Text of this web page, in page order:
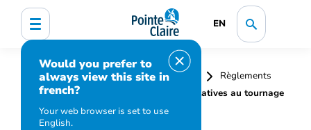
EN
Would you prefer to
always view this site in
french?
Your web browser is set to use
English.
Accueil Affaires juridiques et greffe
Règlements
municipaux
Règles et procédures relatives au tournage
de films pour le cinéma ou la télévision